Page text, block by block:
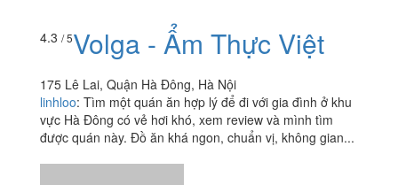
4.3 / 5Volga - Ẩm Thực Việt
175 Lê Lai, Quận Hà Đông, Hà Nội
linhloo: Tìm một quán ăn hợp lý để đi với gia đình ở khu
vực Hà Đông có vẻ hơi khó, xem review và mình tìm
được quán này. Đồ ăn khá ngon, chuẩn vị, không gian...